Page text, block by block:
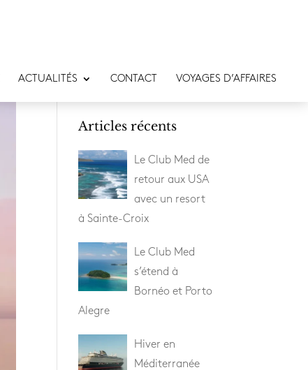
ACTUALITÉS CONTACT VOYAGES D’AFFAIRES
Articles récents
Le Club Med de
retour aux USA
avec un resort
à Sainte-Croix
Le Club Med
s’étend à
Bornéo et Porto
Alegre
Hiver en
Méditerranée